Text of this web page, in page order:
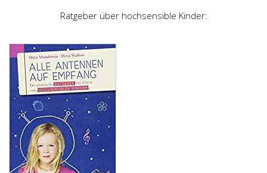
Ratgeber über hochsensible Kinder: